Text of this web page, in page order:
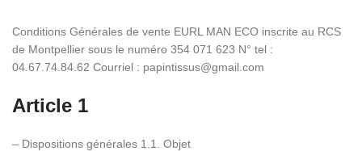
Conditions Générales de vente EURL MAN ECO inscrite au RCS
de Montpellier sous le numéro 354 071 623 N° tel :
04.67.74.84.62 Courriel : papintissus@gmail.com
Article 1
– Dispositions générales 1.1. Objet